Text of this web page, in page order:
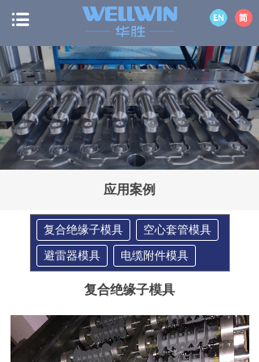
应用案例
复合绝缘子模具
空心套管模具
避雷器模具
电缆附件模具
复合绝缘子模具